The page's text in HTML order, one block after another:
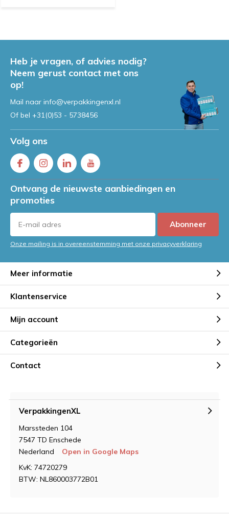
Heb je vragen, of advies nodig?
Neem gerust contact met ons
op!
Mail naar info@verpakkingenxl.nl
Of bel +31(0)53 - 5738456
Volg ons
Ontvang de nieuwste aanbiedingen en
promoties
Abonneer
Onze mailing is in overeenstemming met onze privacyverklaring
Meer informatie
Klantenservice
Mijn account
Categorieën
Contact
VerpakkingenXL
Marssteden 104
7547 TD Enschede
Nederland
Open in Google Maps
KvK: 74720279
BTW: NL860003772B01